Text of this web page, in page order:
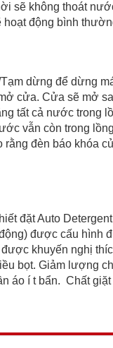
sẽ không thoát
hoạt động bình
dừng để dừng
cửa. Cửa sẽ mở
tất cả nước trong
vẫn còn trong
rằng đèn báo khóa
đặt Auto
được cấu hình
khuyến nghị
bọt. Giảm lượng
áo í t bẩn. Chất